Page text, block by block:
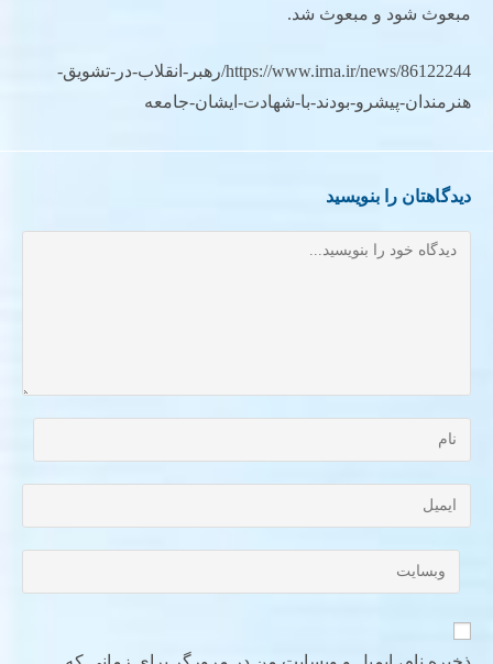
مبعوث شود و مبعوث شد.
https://www.irna.ir/news/86122244/رهبر-انقلاب-در-تشویق-
هنرمندان-پیشرو-بودند-با-شهادت-ایشان-جامعه
دیدگاهتان را بنویسید